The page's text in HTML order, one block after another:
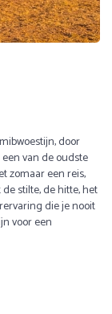
door
van de oudste
zomaar een reis,
stilte, de hitte, het
die je nooit
voor een